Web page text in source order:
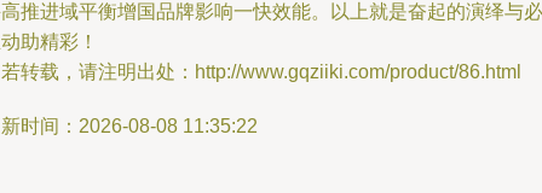
推进域平衡增国品牌影响一快效能。以上就是奋起的演绎与必
助精彩！
转载，请注明出处：http://www.gqziiki.com/product/86.html
时间：2026-08-08 11:35:22